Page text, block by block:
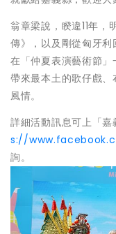
翁章梁說，睽違11年
傳》，以及剛從匈牙
在「仲夏表演藝術節
帶來最本土的歌仔戲
風情。
詳細活動訊息可上「
s://
詢。